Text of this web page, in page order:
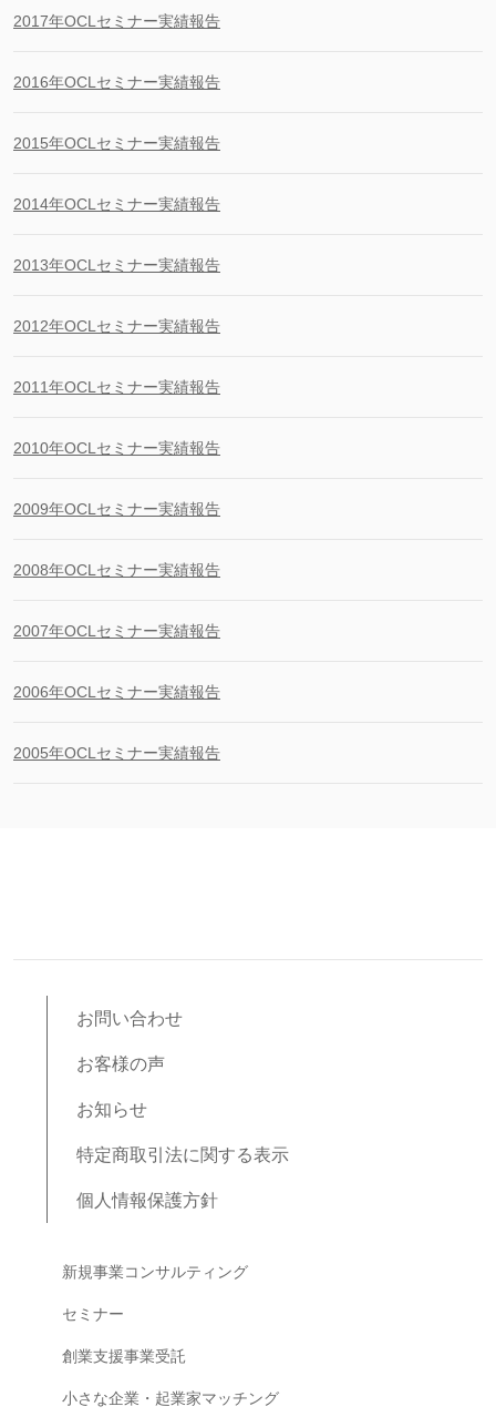
2017年OCLセミナー実績報告
2016年OCLセミナー実績報告
2015年OCLセミナー実績報告
2014年OCLセミナー実績報告
2013年OCLセミナー実績報告
2012年OCLセミナー実績報告
2011年OCLセミナー実績報告
2010年OCLセミナー実績報告
2009年OCLセミナー実績報告
2008年OCLセミナー実績報告
2007年OCLセミナー実績報告
2006年OCLセミナー実績報告
2005年OCLセミナー実績報告
お問い合わせ
お客様の声
お知らせ
特定商取引法に関する表示
個人情報保護方針
新規事業コンサルティング
セミナー
創業支援事業受託
小さな企業・起業家マッチング